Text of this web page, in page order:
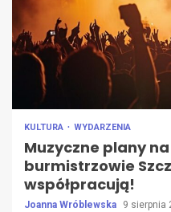
KULTURA WYDARZENIA
Muzyczne plany
burmistrzowie
współpracują!
Joanna Wróblewska 9 sierpnia